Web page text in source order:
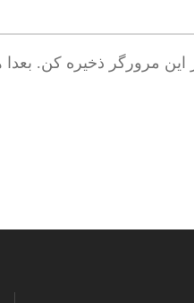
این مرورگر ذخیره کن.